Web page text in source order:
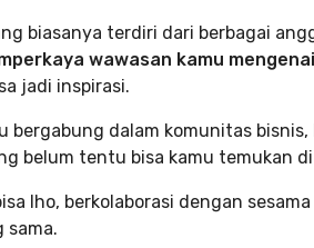
biasanya terdiri dari berbagai
wawasan kamu
jadi inspirasi.
bergabung dalam komunitas
belum tentu bisa kamu temukan
lho, berkolaborasi dengan
sama.